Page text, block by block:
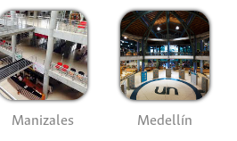
Manizales Medellín